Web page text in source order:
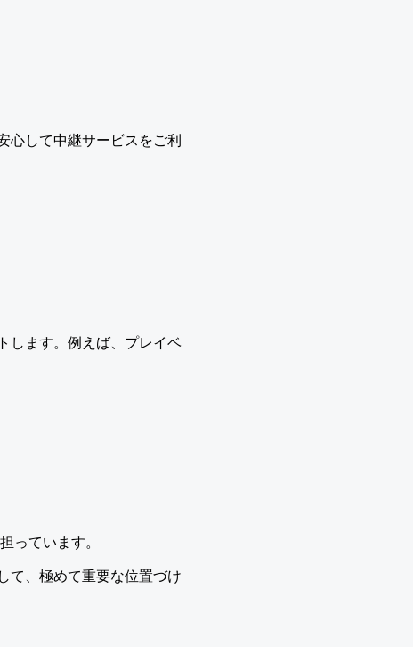
心して中継サービスをご利
します。例えば、プレイベ
っています。
て、極めて重要な位置づけ